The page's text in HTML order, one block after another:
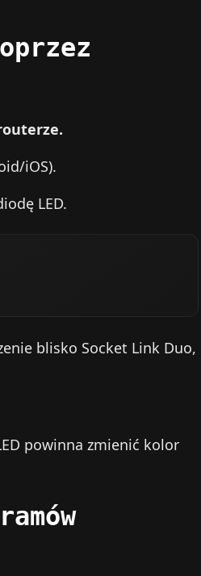
iOS).
LED.
blisko Socket Link Duo,
powinna zmienić kolor